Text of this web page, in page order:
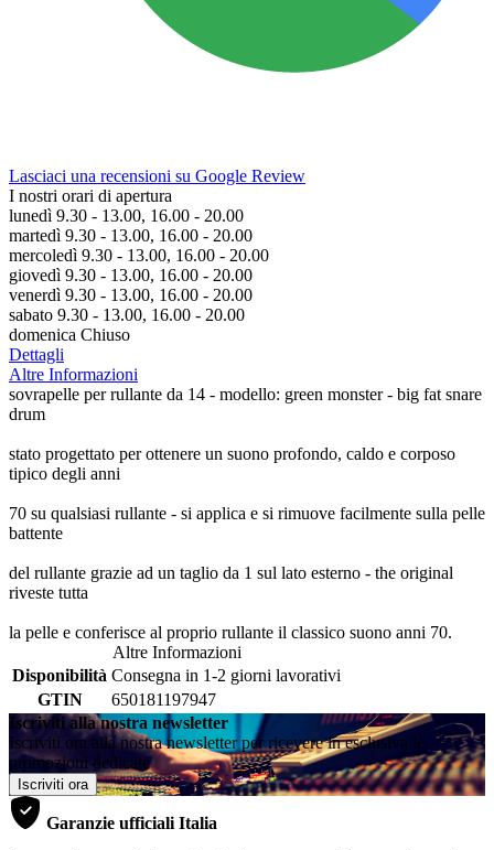
Lasciaci una recensioni su Google Review
I nostri orari di apertura
lunedì 9.30 - 13.00, 16.00 - 20.00
martedì 9.30 - 13.00, 16.00 - 20.00
mercoledì 9.30 - 13.00, 16.00 - 20.00
giovedì 9.30 - 13.00, 16.00 - 20.00
venerdì 9.30 - 13.00, 16.00 - 20.00
sabato 9.30 - 13.00, 16.00 - 20.00
domenica Chiuso
Dettagli
Altre Informazioni
sovrapelle per rullante da 14 - modello: green monster - big fat snare
drum
stato progettato per ottenere un suono profondo, caldo e corposo
tipico degli anni
70 su qualsiasi rullante - si applica e si rimuove facilmente sulla pelle
battente
del rullante grazie ad un taglio da 1 sul lato esterno - the original
riveste tutta
la pelle e conferisce al proprio rullante il classico suono anni 70.
Altre Informazioni
Disponibilità Consegna in 1-2 giorni lavorativi
GTIN
650181197947
Iscriviti alla nostra newsletter
Iscriviti ora alla nostra newsletter per ricevere in esclusiva le
promozioni dedicate
Iscriviti ora
Garanzie ufficiali Italia